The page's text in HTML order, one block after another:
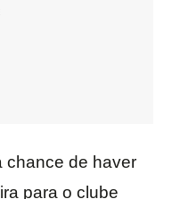
chance de haver
para o clube